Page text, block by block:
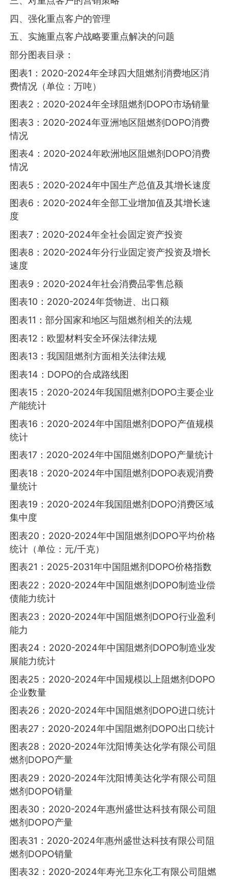
四、强化重点客户的管理
五、实施重点客户战略要重点解决的问题
部分图表目录：
图表1：2020-2024年全球四大阻燃剂消费地区消
费情况（单位：万吨）
图表2：2020-2024年全球阻燃剂DOPO市场销量
图表3：2020-2024年亚洲地区阻燃剂DOPO消费
情况
图表4：2020-2024年欧洲地区阻燃剂DOPO消费
情况
图表5：2020-2024年中国生产总值及其增长速度
图表6：2020-2024年全部工业增加值及其增长速
度
图表7：2020-2024年全社会固定资产投资
图表8：2020-2024年分行业固定资产投资及增长
速度
图表9：2020-2024年社会消费品零售总额
图表10：2020-2024年货物进、出口额
图表11：部分国家和地区与阻燃剂相关的法规
图表12：欧盟材料安全环保法律法规
图表13：我国阻燃剂方面相关法律法规
图表14：DOPO的合成路线图
图表15：2020-2024年我国阻燃剂DOPO主要企业
产能统计
图表16：2020-2024年中国阻燃剂DOPO产值规模
统计
图表17：2020-2024年中国阻燃剂DOPO产量统计
图表18：2020-2024年中国阻燃剂DOPO表观消费
量统计
图表19：2020-2024年我国阻燃剂DOPO消费区域
集中度
图表20：2020-2024年中国阻燃剂DOPO平均价格
统计（单位：元/千克）
图表21：2025-2031年中国阻燃剂DOPO价格指数
图表22：2020-2024年中国阻燃剂DOPO制造业偿
债能力统计
图表23：2020-2024年中国阻燃剂DOPO行业盈利
能力
图表24：2020-2024年中国阻燃剂DOPO制造业发
展能力统计
图表25：2020-2024年中国规模以上阻燃剂DOPO
企业数量
图表26：2020-2024年中国阻燃剂DOPO进口统计
图表27：2020-2024年中国阻燃剂DOPO出口统计
图表28：2020-2024年沈阳博美达化学有限公司阻
燃剂DOPO产量
图表29：2020-2024年沈阳博美达化学有限公司阻
燃剂DOPO销量
图表30：2020-2024年惠州盛世达科技有限公司阻
燃剂DOPO产量
图表31：2020-2024年惠州盛世达科技有限公司阻
燃剂DOPO销量
图表32：2020-2024年寿光卫东化工有限公司阻燃